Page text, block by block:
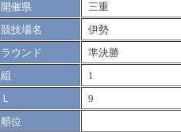
開催県
三重
競技場名
伊勢
ラウンド
準決勝
組
1
Ｌ
9
順位